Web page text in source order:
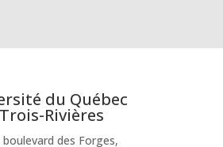
du Québec
Rivières
boulevard des Forges,